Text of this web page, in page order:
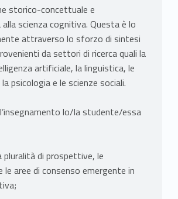
storico-concettuale e
scienza cognitiva. Questa è lo
attraverso lo sforzo di sintesi
da settori di ricerca quali la
artificiale, la linguistica, le
psicologia e le scienze sociali.
lo/la studente/essa
pluralità di prospettive, le
le aree di consenso emergente in